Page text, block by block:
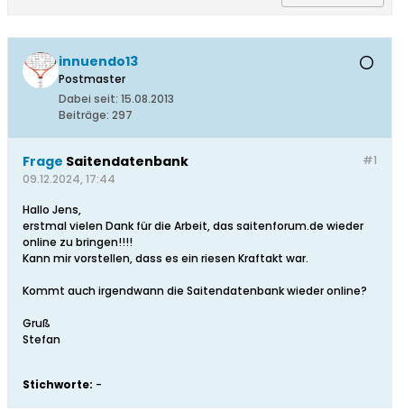
innuendo13
Postmaster
Dabei seit: 15.08.2013
Beiträge: 297
#1
Frage Saitendatenbank
09.12.2024, 17:44
Hallo Jens,
erstmal vielen Dank für die Arbeit, das saitenforum.de wieder
online zu bringen!!!!
Kann mir vorstellen, dass es ein riesen Kraftakt war.
Kommt auch irgendwann die Saitendatenbank wieder online?
Gruß
Stefan
Stichworte: -